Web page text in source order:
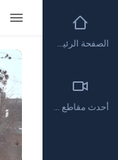
الصفحة الرئيسية
أحدث مقاطع الفيديو